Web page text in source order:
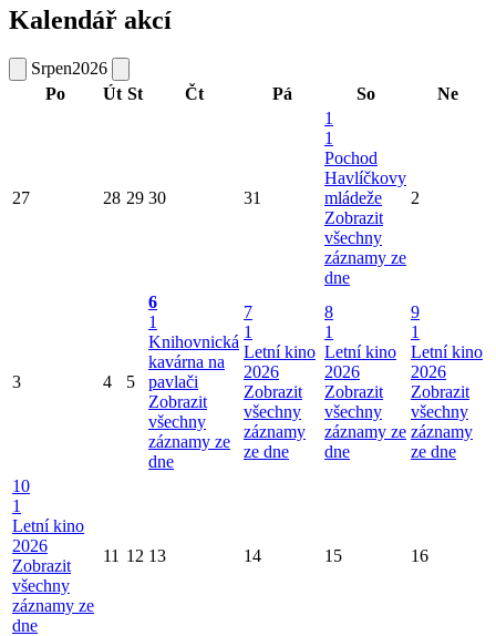
Kalendář akcí
Srpen2026
Po
Út St Čt Pá So Ne
27 28 29 30 31
1
1
Pochod
Havlíčkovy
mládeže
Zobrazit
všechny
záznamy ze
dne
2
3 4 5
6
1
Knihovnická
kavárna na
pavlači
Zobrazit
všechny
záznamy ze
dne
7
1
Letní kino
2026
Zobrazit
všechny
záznamy
ze dne
8
1
Letní kino
2026
Zobrazit
všechny
záznamy ze
dne
9
1
Letní kino
2026
Zobrazit
všechny
záznamy
ze dne
10
1
Letní kino
2026
Zobrazit
všechny
záznamy ze
dne
11 12 13 14 15 16